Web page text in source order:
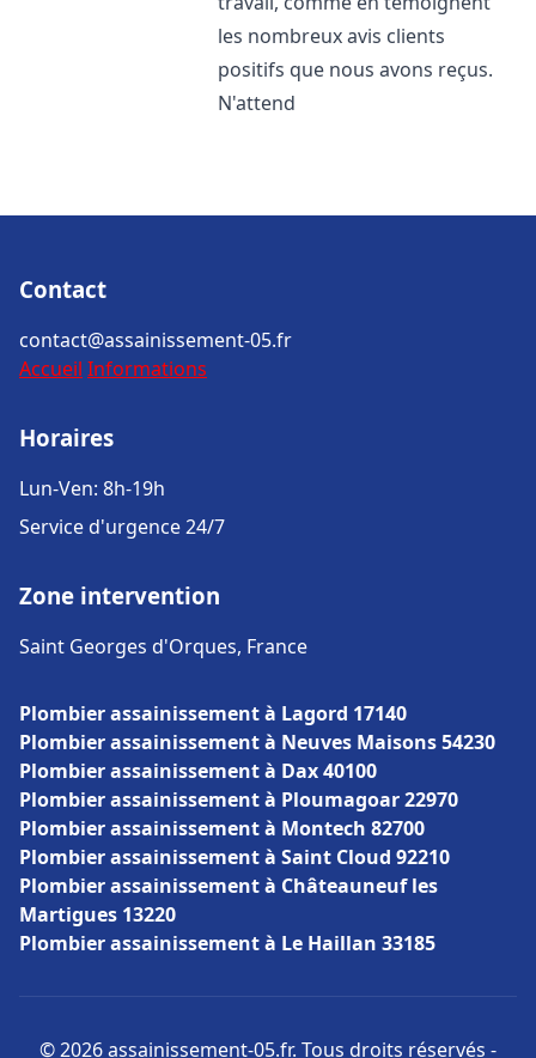
les nombreux avis clients
positifs que nous avons reçus.
N'attend
Contact
contact@assainissement-05.fr
Accueil Informations
Horaires
Lun-Ven: 8h-19h
Service d'urgence 24/7
Zone intervention
Saint Georges d'Orques, France
Plombier assainissement à Lagord 17140
Plombier assainissement à Neuves Maisons 54230
Plombier assainissement à Dax 40100
Plombier assainissement à Ploumagoar 22970
Plombier assainissement à Montech 82700
Plombier assainissement à Saint Cloud 92210
Plombier assainissement à Châteauneuf les
Martigues 13220
Plombier assainissement à Le Haillan 33185
© 2026 assainissement-05.fr. Tous droits réservés -